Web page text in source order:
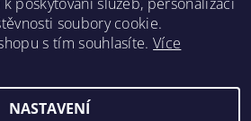
soubory cookie.
s tím souhlasíte.Více
NASTAVENÍ